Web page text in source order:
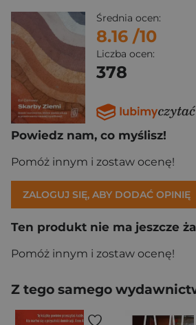
Średnia ocen:
8.16 /10
Liczba ocen:
378
Powiedz nam, co myślisz!
Pomóż innym i zostaw ocenę!
ZALOGUJ SIĘ, ABY DODAĆ OPINIĘ
Ten produkt nie ma jeszcze
Pomóż innym i zostaw ocenę!
Z tego samego